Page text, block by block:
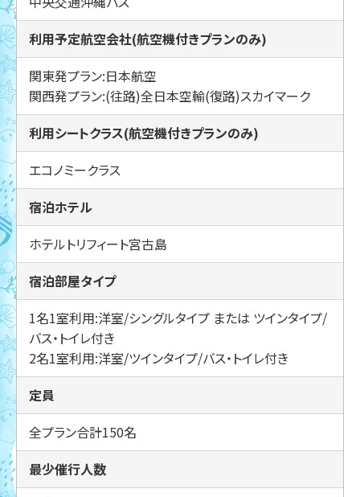
利用予定航空会社(航空機付きプランのみ)
関東発プラン:日本航空
関西発プラン:(往路)全日本空輸(復路)スカイマーク
利用シートクラス(航空機付きプランのみ)
エコノミークラス
宿泊ホテル
ホテルトリフィート宮古島
宿泊部屋タイプ
1名1室利用:洋室/シングルタイプ または ツインタイプ/
バス・トイレ付き
2名1室利用:洋室/ツインタイプ/バス・トイレ付き
定員
全プラン合計150名
最少催行人数